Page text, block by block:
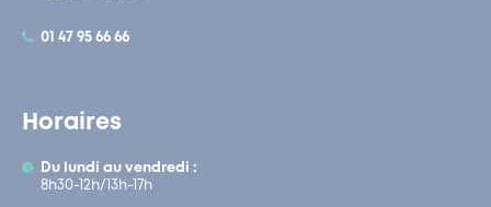
01 47 95 66 66
Horaires
Du lundi au vendredi :
8h30-12h/13h-17h